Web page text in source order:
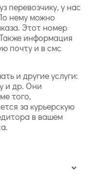
перевозчику, у нас
нему можно
Этот номер
информация
почту и в смс
и другие услуги:
и др. Они
того,
за курьерскую
в вашем